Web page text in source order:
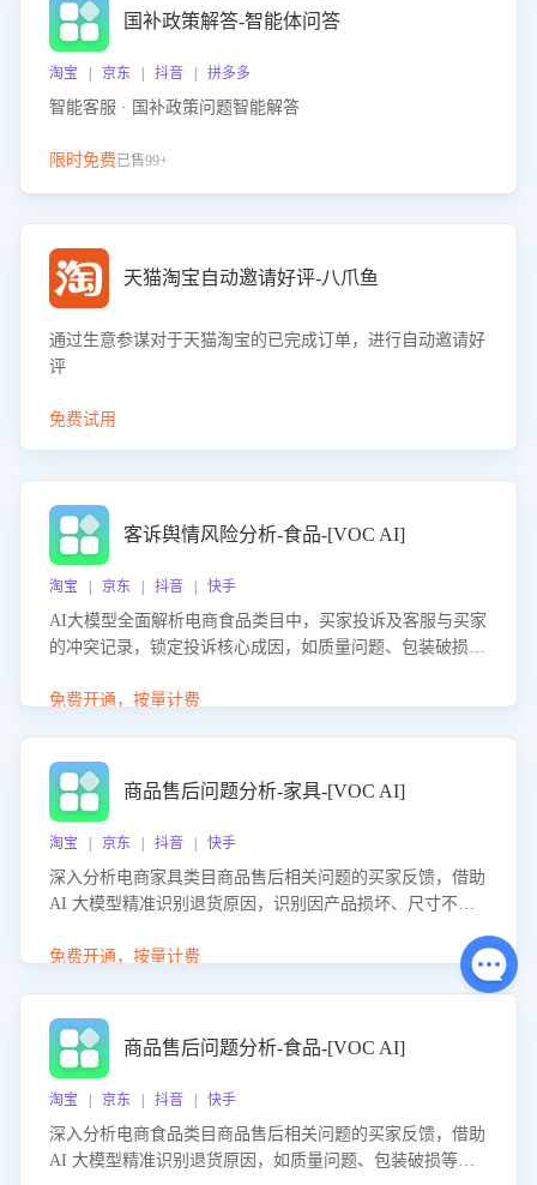
国补政策解答-智能体问答
淘宝 | 京东 | 抖音 | 拼多多
智能客服 · 国补政策问题智能解答
限时免费已售99+
天猫淘宝自动邀请好评-八爪鱼
通过生意参谋对于天猫淘宝的已完成订单，进行自动邀请好
评
免费试用
客诉舆情风险分析-食品-[VOC AI]
淘宝 | 京东 | 抖音 | 快手
AI大模型全面解析电商食品类目中，买家投诉及客服与买家
的冲突记录，锁定投诉核心成因，如质量问题、包装破损
置差评防控，提升客户满意度。
免费开通，按量计费
商品售后问题分析-家具-[VOC AI]
淘宝 | 京东 | 抖音 | 快手
深入分析电商家具类目商品售后相关问题的买家反馈，借助
AI 大模型精准识别退货原因，识别因产品损坏、尺寸不符
力商家优化产品或服务，实现销售额的显著提升。
免费开通，按量计费
商品售后问题分析-食品-[VOC AI]
淘宝 | 京东 | 抖音 | 快手
深入分析电商食品类目商品售后相关问题的买家反馈，借助
AI 大模型精准识别退货原因，如质量问题、包装破损等，